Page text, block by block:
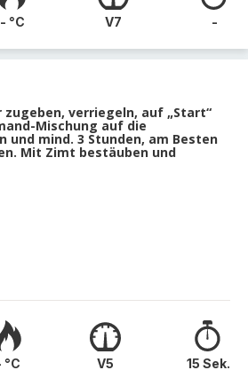
- °C V7 -
zugeben, verriegeln, auf „Start“
Mischung auf die
und mind. 3 Stunden, am Besten
Mit Zimt bestäuben und
°C V5 15 Sek.